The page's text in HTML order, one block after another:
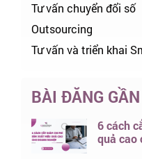
Tư vấn chuyển đổi số
Outsourcing
Tư vấn và triển khai
BÀI ĐĂNG
6 cách
quả cao